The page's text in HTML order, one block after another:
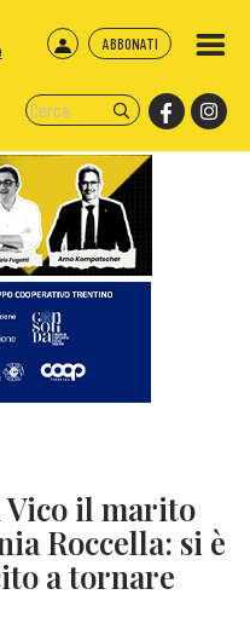
ABBONATI
Vico il marito
Roccella: si è
a tornare